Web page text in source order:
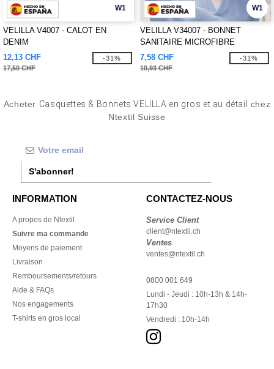
W1
VELILLA V4007 - CALOT EN
DENIM
12,13 CHF
17,50 CHF
-31%
W1
VELILLA V34007 - BONNET
SANITAIRE MICROFIBRE
7,58 CHF
10,93 CHF
-31%
Acheter Casquettes & Bonnets VELILLA en gros et au détail
chez
Ntextil Suisse
S'abonner!
INFORMATION
A propos de Ntextil
Suivre ma commande
Moyens de paiement
Livraison
Remboursements/retours
Aide & FAQs
Nos engagements
T-shirts en gros local
CONTACTEZ-NOUS
Service Client
client@ntextil.ch
Ventes
ventes@ntextil.ch
0800 001 649
Lundi - Jeudi : 10h-13h & 14h-
17h30
Vendredi : 10h-14h